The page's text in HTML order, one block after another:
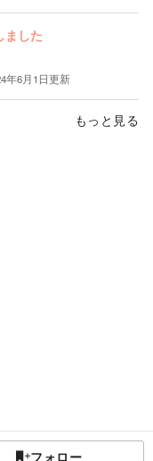
ました
年6月1日更新
もっと見る
フォロー